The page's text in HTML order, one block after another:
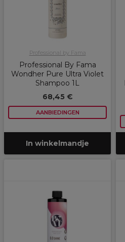
Professional by Fama
Professional By Fama
Wondher Pure Ultra Violet
Shampoo 1L
68,45 €
AANBIEDINGEN
In winkelmandje